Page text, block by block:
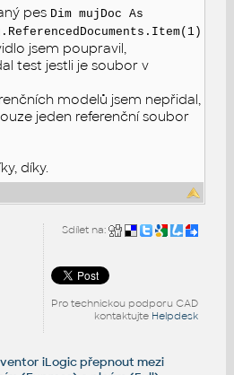
pes Dim mujDoc
As
. ReferencedDocuments . Item(1)
jsem poupravil,
test jestli je soubor v
modelů jsem nepřidal,
jeden referenční soubor
díky.
Sdílet na:
Pro technickou podporu CAD
kontaktujte Helpdesk
iLogic přepnout mezi